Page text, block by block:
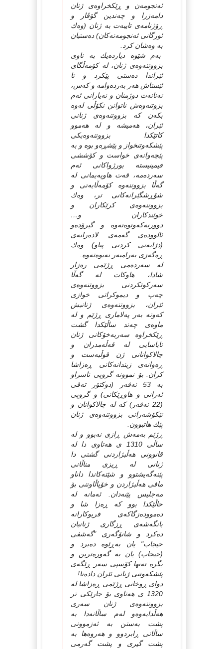
ئه‌نجومه‌ن و ڕێكخراوه‌ی ژنان
دامه‌زرا و چه‌ندین گۆڤار و
ڕۆژنامه‌ی تایبه‌ت به‌ ژنان (وه‌ك
ئورگانی ئه‌نجومه‌نه‌كان) ده‌ستیان
به‌ وه‌شان كرد.
به‌م شێوه‌ دیارده‌یك به‌ ناوی
بزووتنه‌وه‌ی ژنان، له‌ كۆمه‌ڵگای
ئێراندا ده‌ستی پێكرد و تا
ئێستاش هه‌ر به‌رده‌وامه‌ و كه‌س،
ته‌نانه‌ت دوژمنان و نه‌یارانی ئه‌م
بزوتنه‌وه‌ش ناتوانن نكۆڵی له‌وه‌
بكه‌ن كه‌ بزووتنه‌وه‌ی ژنانی
ئێران، هه‌میشه‌ و له‌ هه‌موو
كاتێكدا بزووتنه‌وه‌یكی
پێشكه‌وتنخواز و پێشڕه‌و بوه‌ و به‌
پێچه‌وانه‌ی خواست و كۆششی
فیمینیسته‌ بورژواكانی ئه‌م
سه‌رده‌مه‌، قه‌ت هاوپه‌یمانی له‌
گه‌ڵا بزووتنه‌وه‌ كۆمه‌ڵایه‌تی و
شۆڕشگێرانه‌كانی تر، وه‌ك
بزووتنه‌وه‌ی كرێكاران و
خوێندكاران و…
دوورنه‌كه‌وتوه‌ته‌وه‌ و گیرۆده‌و
ئالووده‌ی گه‌مه‌ی لاده‌رانه‌ی
(دژایه‌تی كردنی پیاو) وه‌ك
ڕه‌گه‌زی به‌رامبه‌ر نه‌بوه‌ته‌وه‌.
له‌ سه‌رده‌می ڕژێمی ره‌زار
شادا، هاوكات له‌ گه‌ڵا
سه‌ركوتكردنی بزووتنه‌وه‌ی
چه‌پ و دیموكراتی خوازی
ئێران، بزووتنه‌وه‌ی ژنانیش
كه‌وته‌ به‌ر په‌لاماری ڕژێم و له‌
ماوه‌ی چه‌ند ساڵێكدا گشت
ڕێكخراوه‌ سه‌ربه‌خۆكانی ژنان
نایاسایی له‌ قه‌ڵه‌مدران و
چالاكوانانی ژن قوڵبه‌ست و
ڕه‌وانه‌ی زیندانه‌كانی ڕه‌زاشا
كران. بۆ نموونه‌ گروپی ناسراو
به‌ 53 نه‌فه‌ر (دوكتۆر ته‌قی
ئه‌رانی و هاوڕێكانی) و گروپی
(22 نه‌فه‌ر) كه‌ له‌ چالاكوانان و
تێكۆشه‌رانی بزووتنه‌وه‌ی ژنان
پێك هاتبوون.
ڕژێم به‌مه‌ش ڕازی نه‌بوو و له‌
ساڵی 1310 ی هه‌تاوی دا له‌
قانوونی هه‌ڵبژاردنی گشتی دا
ژنانی له‌ ڕیزی مناڵانی
پێنه‌گه‌یشتوو و شێته‌كاندا داناو
مافی هه‌ڵبژاردن و خۆپاڵاوتنی بۆ
مه‌جلیس پێنه‌دان. ئه‌مانه‌ له‌
حاڵێكدا بوو كه‌ ڕه‌زا شا و
ده‌مووده‌زگاكه‌ی فریوكارانه‌
بانگه‌شه‌ی ڕزگاری ژنانیان
ده‌كرد و شانۆگه‌ری "گه‌شفی
حیجاب" یان به‌ڕێوه‌ ده‌برد و
(حیجاب) یان به‌ گه‌وره‌ترین و
بگره‌ ته‌نها كۆسپی سه‌ر ڕێگه‌ی
پێشكه‌وتنی ژنانی ئێران داده‌نا!
دوای ڕوخانی ڕژێمی ڕه‌زاشا له‌
1320 ی هه‌تاوی بۆ جارێكی تر
بزووتنه‌وه‌ی ژنان سه‌ری
هه‌ڵدایه‌وه‌و له‌م ساڵانه‌دا به‌
پشت به‌ستن به‌ ئه‌زموونی
ساڵانی ڕابردوو و هه‌روه‌ها به‌
پشت گیری و پشت گه‌رمی